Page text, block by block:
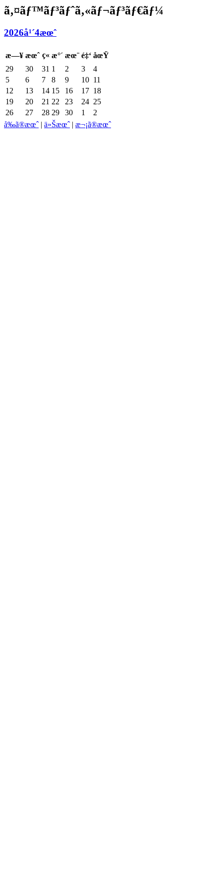
ã‚¤ãƒ™ãƒ³ãƒˆã‚«ãƒ¬ãƒ³ãƒ€ãƒ¼
2026å¹´4æœˆ
æ—¥ æœˆ ç« æ°´ æœ¨ é‡‘ åœŸ
29
30 31 1 2 3
4
5
6 7 8 9 10 11
12
13 14 15 16 17 18
19
20 21 22 23 24 25
26
27 28 29 30 1
2
å‰ã®æœˆ | ä»Šæœˆ | æ¬¡ã®æœˆ